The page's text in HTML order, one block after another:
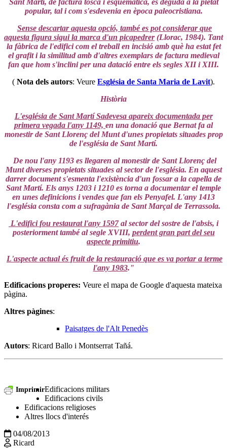
popular, tal i com s'esdevenia en època paleocristiana.
Sense descartar aquesta opció, també es pot considerar que
aquesta figura sigui la marca d'un picapedrer(Llorac, 1984). Tant
la fàbrica de l'edifici com el treball en incisió amb què ha estat fet
el grafit i la similitud amb d'altres exemplars de factura medieval
fan que hom s'inclini per una datació entre els segles XII i XIII.
( Nota dels autors: Veure Església de Santa Maria de Lavit).
Història
L'església de Sant Martí Sadevesa apareix documentada per
primera vegada l'any 1149, en una donació que Bernat fa al
monestir de Sant Llorenç del Munt d'unes propietats situades prop
de l'església de Sant Martí.
De nou l'any 1193 es llegaren al monestir de Sant Llorenç del
Munt diverses propietats situades al sector de l'església. En aquest
darrer document s'esmenta l'existència d'un fossar a la capella de
Sant Martí. Els anys 1203 i 1210 es torna a documentar el temple
en unes definicions i vendes que fan els Penyafel. L'any 1413
l'església consta com a sufragània de Sant Marçal de Terrassola.
L'edifici fou restaurat l'any 1597al sector del sostre de l'absis, i
posteriorment també al segle XVIII, perdent gran part del seu
aspecte primitiu.
L'aspecte actual és fruit de la restauració que es va portar a terme
l'any 1983."
Edificacions properes: Veure el mapa de Google d'aquesta mateixa
pàgina.
Altres pàgines:
Paisatges de l'Alt Penedès
Autors: Ricard Ballo i Montserrat Tañá.
ImprimirEdificacions militars
Edificacions civils
Edificacions religioses
Altres llocs d'interés
04/08/2013
Ricard